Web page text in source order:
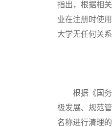
指出，根据相
业在注册时使
大学无任何关系
根据《国务
极发展、规范
名称进行清理